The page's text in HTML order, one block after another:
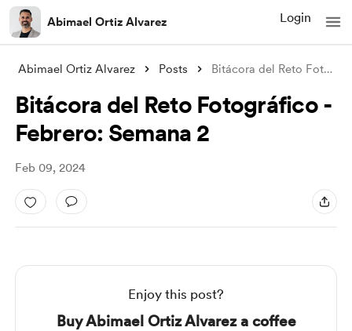
Abimael Ortiz Alvarez Login
Abimael Ortiz Alvarez Posts Bitácora del Reto Fotográfico - Febrero:
Bitácora del Reto Fotográfico -
Febrero: Semana 2
Feb 09, 2024
Enjoy this post?
Buy Abimael Ortiz Alvarez a coffee